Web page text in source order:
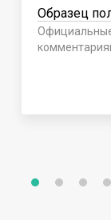
Образец
Официальные